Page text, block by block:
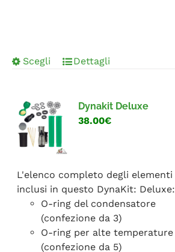
Scegli Dettagli
Dynakit Deluxe
38.00€
L'elenco completo degli elementi
inclusi in questo DynaKit: Deluxe:
O-ring del condensatore
(confezione da 3)
O-ring per alte temperature
(confezione da 5)